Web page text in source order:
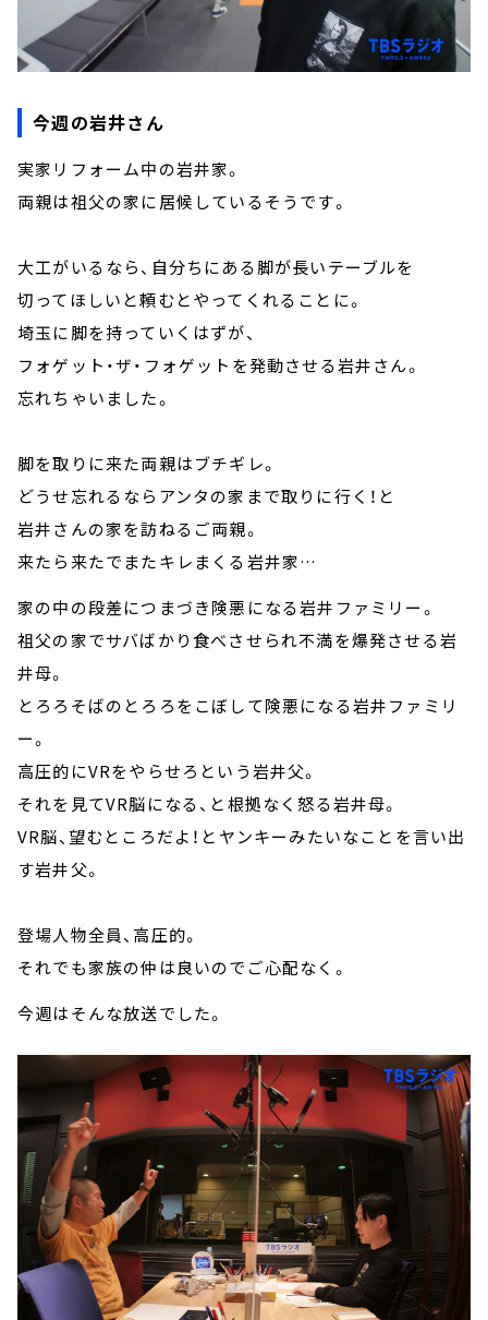
今週の岩井さん
実家リフォーム中の岩井家。
両親は祖父の家に居候しているそうです。
大工がいるなら、自分ちにある脚が長いテーブルを
切ってほしいと頼むとやってくれることに。
埼玉に脚を持っていくはずが、
フォゲット・ザ・フォゲットを発動させる岩井さん。
忘れちゃいました。
脚を取りに来た両親はブチギレ。
どうせ忘れるならアンタの家まで取りに行く！と
岩井さんの家を訪ねるご両親。
来たら来たでまたキレまくる岩井家…
家の中の段差につまづき険悪になる岩井ファミリー。
祖父の家でサバばかり食べさせられ不満を爆発させる岩
井母。
とろろそばのとろろをこぼして険悪になる岩井ファミリ
ー。
高圧的にVRをやらせろという岩井父。
それを見てVR脳になる、と根拠なく怒る岩井母。
VR脳、望むところだよ！とヤンキーみたいなことを言い出
す岩井父。
登場人物全員、高圧的。
それでも家族の仲は良いのでご心配なく。
今週はそんな放送でした。